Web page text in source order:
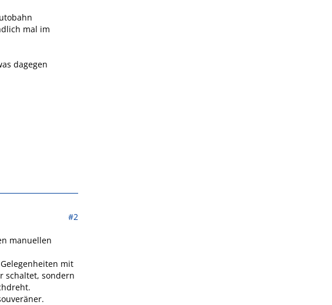
mal im
dagegen
#2
manuellen
mit
schaltet, sondern